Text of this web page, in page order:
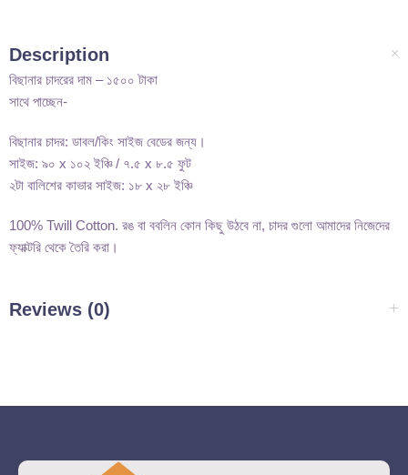
Description
বিছানার চাদরের দাম – ১৫০০ টাকা
সাথে পাচ্ছেন-
বিছানার চাদর: ডাবল/কিং সাইজ বেডের জন্য।
সাইজ: ৯০ x ১০২ ইঞ্চি / ৭.৫ x ৮.৫ ফুট
২টা বালিশের কাভার সাইজ: ১৮ x ২৮ ইঞ্চি
100% Twill Cotton. রঙ বা ববলিন কোন কিছু উঠবে না, চাদর গুলো আমাদের নিজেদের
ফ্যাক্টরি থেকে তৈরি করা।
Reviews (0)